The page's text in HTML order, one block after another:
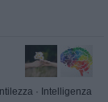
· Intelligenza